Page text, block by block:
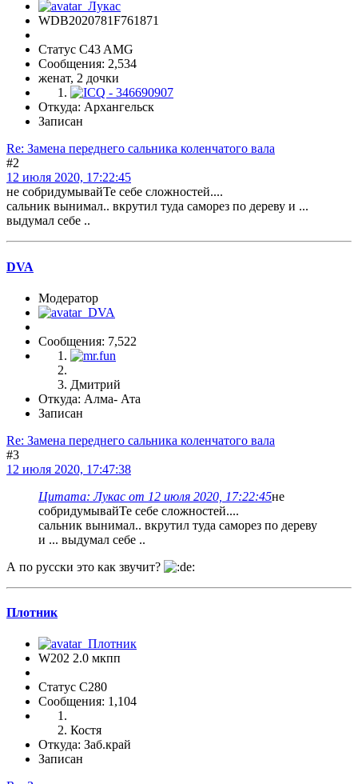
WDB2020781F761871
Статус C43 AMG
Сообщения: 2,534
женат, 2 дочки
Откуда: Архангельск
Записан
Re: Замена переднего сальника коленчатого вала
#2
12 июля 2020, 17:22:45
не собридумывайТе себе сложностей....
сальник вынимал.. вкрутил туда саморез по дереву и ...
выдумал себе ..
DVA
Модератор
Сообщения: 7,522
Дмитрий
Откуда: Алма- Ата
Записан
Re: Замена переднего сальника коленчатого вала
#3
12 июля 2020, 17:47:38
Цитата: Лукас от 12 июля 2020, 17:22:45не
собридумывайТе себе сложностей....
сальник вынимал.. вкрутил туда саморез по дереву
и ... выдумал себе ..
А по русски это как звучит?
Плотник
W202 2.0 мкпп
Статус C280
Сообщения: 1,104
Костя
Откуда: Заб.край
Записан